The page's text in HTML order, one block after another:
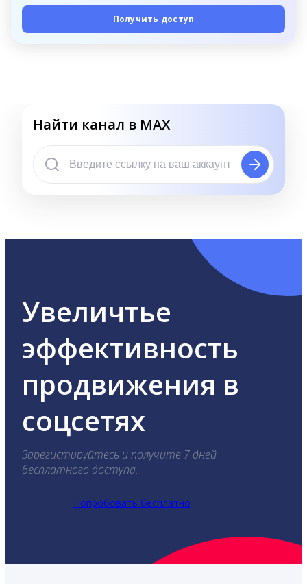
Получить доступ
Найти канал в MAX
Увеличтье
эффективность
продвижения в
соцсетях
Зарегистируйтесь и получите 7 дней
бесплатного доступа.
Попробовать бесплатно